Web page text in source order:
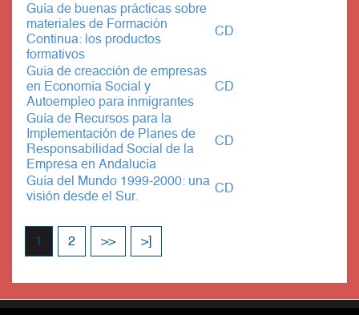
Guía de buenas prácticas sobre
materiales de Formación
Continua: los productos
formativos
CD
Guía de creacción de empresas
en Economía Social y
Autoempleo para inmigrantes
CD
Guía de Recursos para la
Implementación de Planes de
Responsabilidad Social de la
Empresa en Andalucía
CD
Guía del Mundo 1999-2000: una
visión desde el Sur.
CD
1 2 >> >]